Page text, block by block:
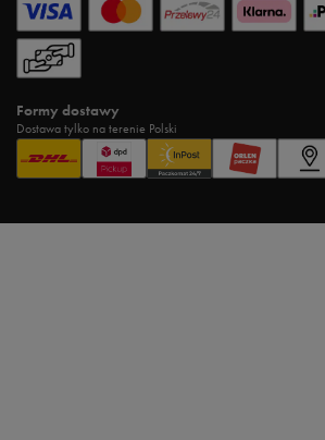
Formy dostawy
Dostawa tylko na terenie Polski